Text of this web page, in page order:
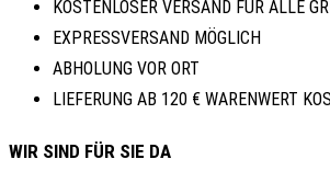
KOSTENLOSER VERSAND FÜR ALLE
EXPRESSVERSAND MÖGLICH
ABHOLUNG VOR ORT
LIEFERUNG AB 120 € WARENWERT
WIR SIND FÜR SIE DA